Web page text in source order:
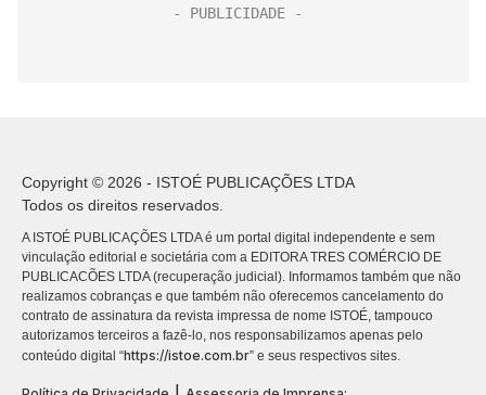
Copyright © 2026 - ISTOÉ PUBLICAÇÕES LTDA
Todos os direitos reservados.
A ISTOÉ PUBLICAÇÕES LTDA é um portal digital independente e sem
vinculação editorial e societária com a EDITORA TRES COMÉRCIO DE
PUBLICACÕES LTDA (recuperação judicial). Informamos também que não
realizamos cobranças e que também não oferecemos cancelamento do
contrato de assinatura da revista impressa de nome ISTOÉ, tampouco
autorizamos terceiros a fazê-lo, nos responsabilizamos apenas pelo
conteúdo digital “https://istoe.com.br” e seus respectivos sites.